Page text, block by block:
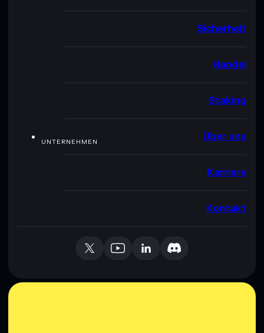
Sicherheit
Handel
Staking
UNTERNEHMEN Über uns
Karriere
Kontakt